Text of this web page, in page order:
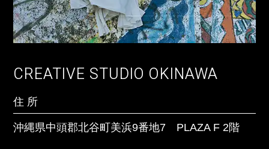
CREATIVE STUDIO OKINAWA
住 所
沖縄県中頭郡北谷町美浜9番地7 PLAZA F 2階
住 所
沖縄県宮古島市上野字宮国765-1 うえのドイツ文
アクセス
宮古島空港から車で約15分
電話番号